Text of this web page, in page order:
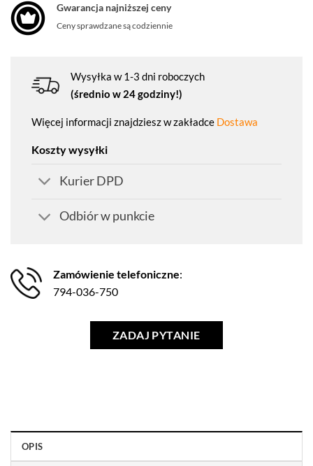
Gwarancja najniższej ceny
Ceny sprawdzane są codziennie
Wysyłka w 1-3 dni roboczych
(średnio w 24 godziny!)
Więcej informacji znajdziesz w zakładce Dostawa
Koszty wysyłki
Kurier DPD
Odbiór w punkcie
Zamówienie telefoniczne:
794-036-750
ZADAJ PYTANIE
OPIS